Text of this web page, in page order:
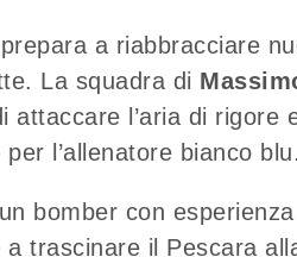
a riabbracciare
La squadra di
l’aria di rigore
l’allenatore bianco blu.
bomber con
trascinare il Pescara